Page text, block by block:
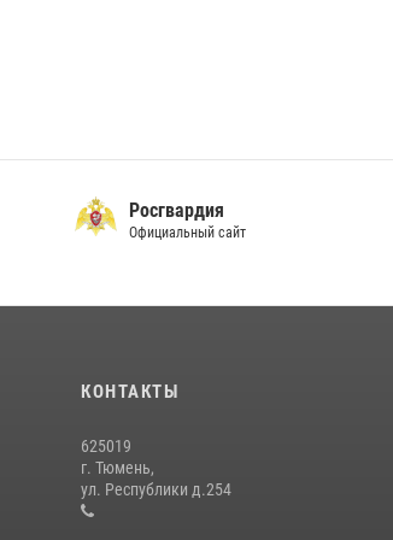
Росгвардия
Официальный сайт
КОНТАКТЫ
625019
г. Тюмень,
ул. Республики д.254